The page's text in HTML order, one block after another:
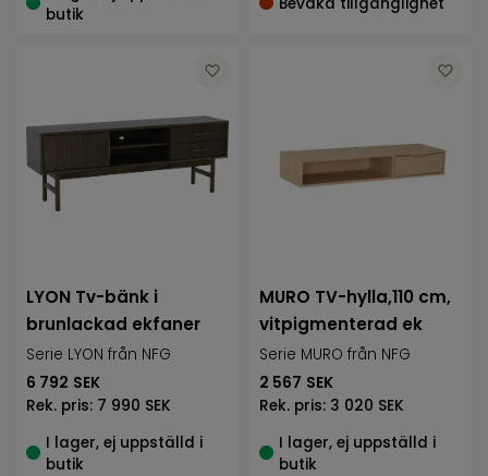
butik
LYON Tv-bänk i
brunlackad ekfaner
Serie LYON från NFG
6 792 SEK
Rek. pris: 7 990 SEK
I lager, ej uppställd i
butik
MURO TV-hylla,110 cm,
vitpigmenterad ek
Serie MURO från NFG
2 567 SEK
Rek. pris: 3 020 SEK
I lager, ej uppställd i
butik